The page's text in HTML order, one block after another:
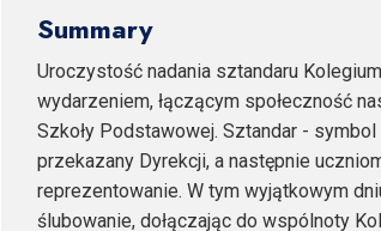
Summary
Uroczystość nadania sztandaru
wydarzeniem, łączącym społeczność
Szkoły Podstawowej. Sztandar -
przekazany Dyrekcji, a następnie
reprezentowanie. W tym wyjątkowym
ślubowanie, dołączając do wspólnoty